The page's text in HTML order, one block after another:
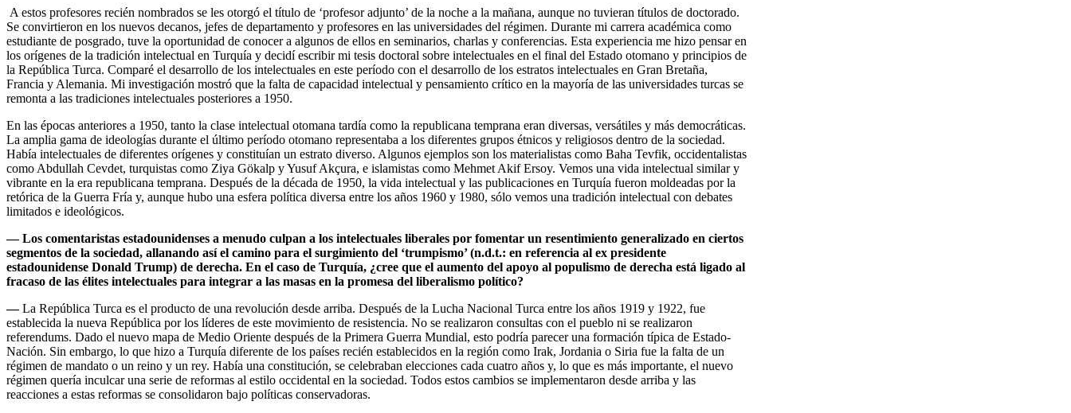
A estos profesores recién nombrados se les otorgó el título de ‘profesor adjunto’ de la noche a la mañana, aunque no tuvieran títulos de doctorado.
Se convirtieron en los nuevos decanos, jefes de departamento y profesores en las universidades del régimen. Durante mi carrera académica como
estudiante de posgrado, tuve la oportunidad de conocer a algunos de ellos en seminarios, charlas y conferencias. Esta experiencia me hizo pensar en
los orígenes de la tradición intelectual en Turquía y decidí escribir mi tesis doctoral sobre intelectuales en el final del Estado otomano y principios de
la República Turca. Comparé el desarrollo de los intelectuales en este período con el desarrollo de los estratos intelectuales en Gran Bretaña,
Francia y Alemania. Mi investigación mostró que la falta de capacidad intelectual y pensamiento crítico en la mayoría de las universidades turcas se
remonta a las tradiciones intelectuales posteriores a 1950.
En las épocas anteriores a 1950, tanto la clase intelectual otomana tardía como la republicana temprana eran diversas, versátiles y más democráticas.
La amplia gama de ideologías durante el último período otomano representaba a los diferentes grupos étnicos y religiosos dentro de la sociedad.
Había intelectuales de diferentes orígenes y constituían un estrato diverso. Algunos ejemplos son los materialistas como Baha Tevfik, occidentalistas
como Abdullah Cevdet, turquistas como Ziya Gökalp y Yusuf Akçura, e islamistas como Mehmet Akif Ersoy. Vemos una vida intelectual similar y
vibrante en la era republicana temprana. Después de la década de 1950, la vida intelectual y las publicaciones en Turquía fueron moldeadas por la
retórica de la Guerra Fría y, aunque hubo una esfera política diversa entre los años 1960 y 1980, sólo vemos una tradición intelectual con debates
limitados e ideológicos.
—Los comentaristas estadounidenses a menudo culpan a los intelectuales liberales por fomentar un resentimiento generalizado en ciertos
segmentos de la sociedad, allanando así el camino para el surgimiento del ‘trumpismo’ (n.d.t.: en referencia al ex presidente
estadounidense Donald Trump) de derecha. En el caso de Turquía, ¿cree que el aumento del apoyo al populismo de derecha está ligado al
fracaso de las élites intelectuales para integrar a las masas en la promesa del liberalismo político?
—La República Turca es el producto de una revolución desde arriba. Después de la Lucha Nacional Turca entre los años 1919 y 1922, fue
establecida la nueva República por los líderes de este movimiento de resistencia. No se realizaron consultas con el pueblo ni se realizaron
referendums. Dado el nuevo mapa de Medio Oriente después de la Primera Guerra Mundial, esto podría parecer una formación típica de Estado-
Nación. Sin embargo, lo que hizo a Turquía diferente de los países recién establecidos en la región como Irak, Jordania o Siria fue la falta de un
régimen de mandato o un reino y un rey. Había una constitución, se celebraban elecciones cada cuatro años y, lo que es más importante, el nuevo
régimen quería inculcar una serie de reformas al estilo occidental en la sociedad. Todos estos cambios se implementaron desde arriba y las
reacciones a estas reformas se consolidaron bajo políticas conservadoras.